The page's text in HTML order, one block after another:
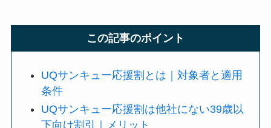
この記事のポイント
UQサンキュー応援割とは｜対象者と適用
条件
UQサンキュー応援割は他社にない39歳以
下向け割引｜メリット